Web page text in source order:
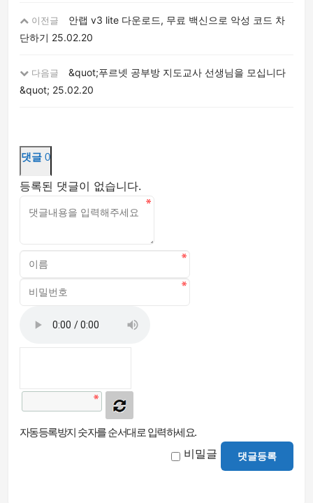
이전글
안랩 v3 lite 다운로드, 무료 백신으로 악성 코드 차
단하기 25.02.20
다음글
&quot;푸르넷 공부방 지도교사 선생님을 모십니다
&quot; 25.02.20
댓글 0
등록된 댓글이 없습니다.
자동등록방지 숫자를 순서대로 입력하세요.
비밀글 댓글등록